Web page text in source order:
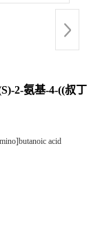
2-氨基-4-((叔丁
acid